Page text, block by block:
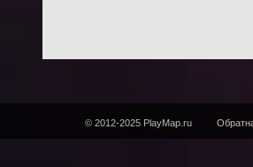
© 2012-2025 PlayMap.ru